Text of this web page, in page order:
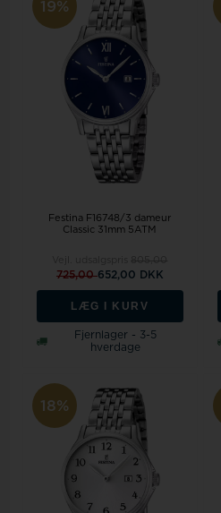
19%
Festina F16748/3 dameur
Classic 31mm 5ATM
725,00652,00 DKK
LÆG I KURV
Fjernlager - 3-5
hverdage
18%